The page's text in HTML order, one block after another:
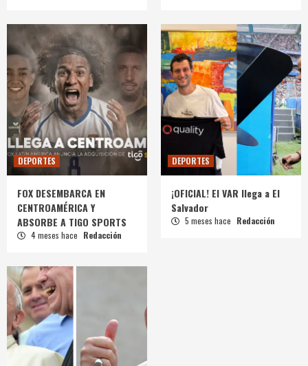
DEPORTES
FOX DESEMBARCA EN
CENTROAMÉRICA Y
ABSORBE A TIGO SPORTS
4 meses hace Redacción
DEPORTES
¡OFICIAL! El VAR llega a El
Salvador
5 meses hace Redacción